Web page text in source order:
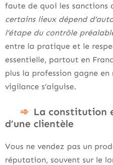
faute de quoi les sanctions
certains lieux dépend
l’étape du contrôle
entre la pratique et le
essentielle, partout en
plus la profession gagne en
vigilance s’aiguise.
La constitution
d’une clientèle
Vous ne vendez pas un
réputation, souvent sur le